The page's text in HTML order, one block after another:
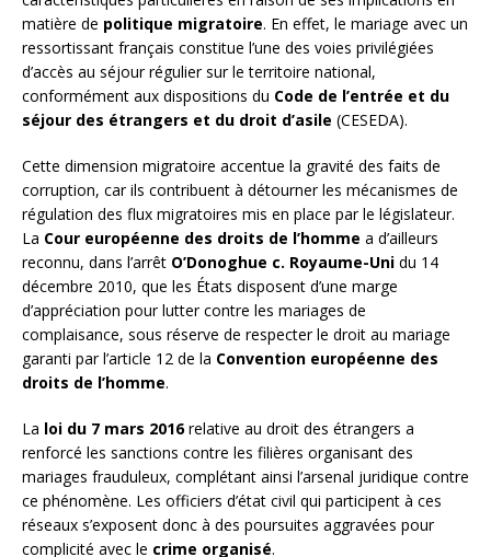
matière de politique migratoire. En effet, le mariage avec un
ressortissant français constitue l’une des voies privilégiées
d’accès au séjour régulier sur le territoire national,
conformément aux dispositions du Code de l’entrée et du
séjour des étrangers et du droit d’asile (CESEDA).
Cette dimension migratoire accentue la gravité des faits de
corruption, car ils contribuent à détourner les mécanismes de
régulation des flux migratoires mis en place par le législateur.
La Cour européenne des droits de l’homme a d’ailleurs
reconnu, dans l’arrêt O’Donoghue c. Royaume-Uni du 14
décembre 2010, que les États disposent d’une marge
d’appréciation pour lutter contre les mariages de
complaisance, sous réserve de respecter le droit au mariage
garanti par l’article 12 de la Convention européenne des
droits de l’homme.
La loi du 7 mars 2016relative au droit des étrangers a
renforcé les sanctions contre les filières organisant des
mariages frauduleux, complétant ainsi l’arsenal juridique contre
ce phénomène. Les officiers d’état civil qui participent à ces
réseaux s’exposent donc à des poursuites aggravées pour
complicité avec le crime organisé.